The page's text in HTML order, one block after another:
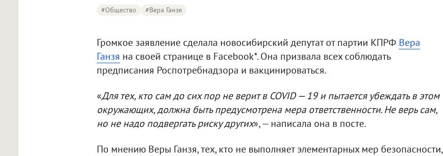
#Общество #Вера Ганзя
Громкое заявление сделала новосибирский депутат от партии КПРФ Вера
Ганзя на своей странице в Facebook*. Она призвала всех соблюдать
предписания Роспотребнадзора и вакцинироваться.
«Для тех, кто сам до сих пор не верит в COVID — 19 и пытается убеждать в этом
окружающих, должна быть предусмотрена мера ответственности. Не верь сам,
но не надо подвергать риску других», — написала она в посте.
По мнению Веры Ганзя, тех, кто не выполняет элементарных мер безопасности,